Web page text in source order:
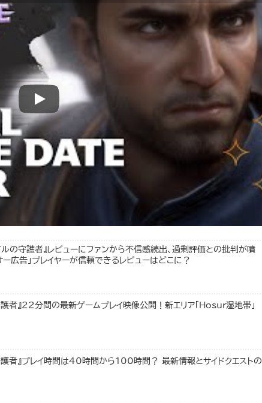
ルの守護者』レビューにファンから不信感続出、過剰評価との批判が噴
ー広告」プレイヤーが信頼できるレビューはどこに？
護者』22分間の最新ゲームプレイ映像公開！新エリア「Hosur湿地帯」
護者』プレイ時間は40時間から100時間？ 最新情報とサイドクエストの